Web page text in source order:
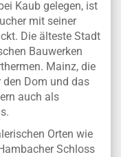
Kaub gelegen, ist
mit seiner
Die älteste Stadt
Bauwerken
Mainz, die
Dom und das
auch als
Orten wie
Schloss